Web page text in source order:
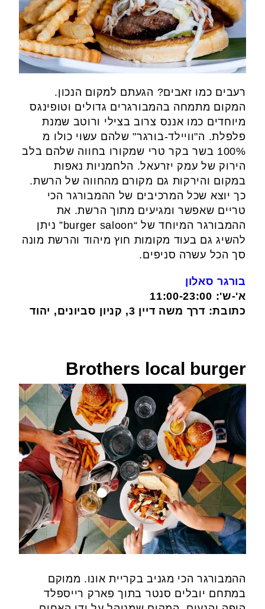
רעבים כמו זאבים? הגעתם למקום הנכון.
המקום מתמחה בהמבורגרים גדולים וטופינגס
מיוחדים כמו אננס צרוב בצילי ורוטב שמנת
פלפלת. ה"וויילד-בורגר" שלהם עשוי כולו מ
100% בשר בקר טרי שמקורו בחווה שלהם בלב
הירוק של עמק יזרעאל. הלחמניות נאפות
במקום והירקות גם מקורם מהחווה של הרשת.
כך יוצא שכל המרכיבים של ההמבורגר הכי
טריים שאפשר ומגיעים מתוך הרשת. את
ההמבורגר המיוחד של “burger saloon” ניתן
להשיג גם בעוד מקומות חוץ מיהוד והרשת מונה
סך הכל עשרה סניפים.
בורגר סאלון
א'-ש': 11:00-23:00
כתובת: דרך משה דיין 3, קניון סביונים, יהוד
Brothers local burger
ההמבורגר הכי מגניב בקריית אונו. ממוקם
במתחם יובלים סנטר בתוך פארק רייספלד